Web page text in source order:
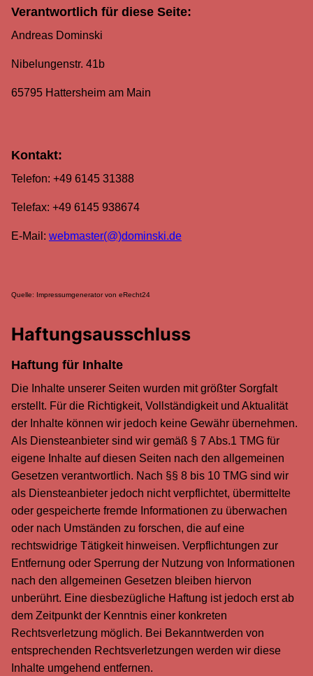
Verantwortlich für diese Seite:
Andreas Dominski
Nibelungenstr. 41b
65795 Hattersheim am Main
Kontakt:
Telefon: +49 6145 31388
Telefax: +49 6145 938674
E-Mail: webmaster(@)dominski.de
Quelle: Impressumgenerator von eRecht24
Haftungsausschluss
Haftung für Inhalte
Die Inhalte unserer Seiten wurden mit größter Sorgfalt
erstellt. Für die Richtigkeit, Vollständigkeit und Aktualität
der Inhalte können wir jedoch keine Gewähr übernehmen.
Als Diensteanbieter sind wir gemäß § 7 Abs.1 TMG für
eigene Inhalte auf diesen Seiten nach den allgemeinen
Gesetzen verantwortlich. Nach §§ 8 bis 10 TMG sind wir
als Diensteanbieter jedoch nicht verpflichtet, übermittelte
oder gespeicherte fremde Informationen zu überwachen
oder nach Umständen zu forschen, die auf eine
rechtswidrige Tätigkeit hinweisen. Verpflichtungen zur
Entfernung oder Sperrung der Nutzung von Informationen
nach den allgemeinen Gesetzen bleiben hiervon
unberührt. Eine diesbezügliche Haftung ist jedoch erst ab
dem Zeitpunkt der Kenntnis einer konkreten
Rechtsverletzung möglich. Bei Bekanntwerden von
entsprechenden Rechtsverletzungen werden wir diese
Inhalte umgehend entfernen.